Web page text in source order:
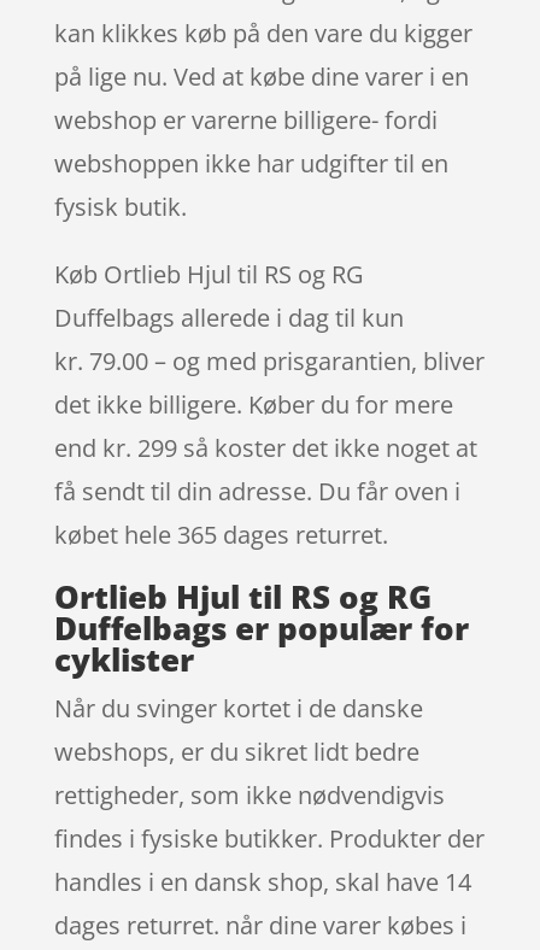
kan klikkes køb på den vare du kigger
på lige nu. Ved at købe dine varer i en
webshop er varerne billigere- fordi
webshoppen ikke har udgifter til en
fysisk butik.
Køb Ortlieb Hjul til RS og RG
Duffelbags allerede i dag til kun
kr. 79.00 – og med prisgarantien, bliver
det ikke billigere. Køber du for mere
end kr. 299 så koster det ikke noget at
få sendt til din adresse. Du får oven i
købet hele 365 dages returret.
Ortlieb Hjul til RS og RG
Duffelbags er populær for
cyklister
Når du svinger kortet i de danske
webshops, er du sikret lidt bedre
rettigheder, som ikke nødvendigvis
findes i fysiske butikker. Produkter der
handles i en dansk shop, skal have 14
dages returret. når dine varer købes i